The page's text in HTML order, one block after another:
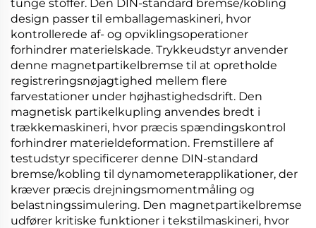
tunge stoffer. Den DIN-standard bremse/kobling
design passer til emballagemaskineri, hvor
kontrollerede af- og opviklingsoperationer
forhindrer materielskade. Trykkeudstyr anvender
denne magnetpartikelbremse til at opretholde
registreringsnøjagtighed mellem flere
farvestationer under højhastighedsdrift. Den
magnetisk partikelkupling anvendes bredt i
trækkemaskineri, hvor præcis spændingskontrol
forhindrer materieldeformation. Fremstillere af
testudstyr specificerer denne DIN-standard
bremse/kobling til dynamometerapplikationer, der
kræver præcis drejningsmomentmåling og
belastningssimulering. Den magnetpartikelbremse
udfører kritiske funktioner i tekstilmaskineri, hvor